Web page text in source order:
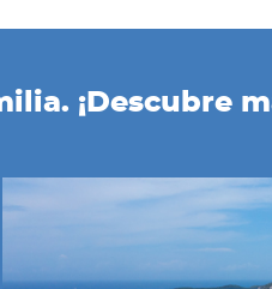
¡Descubre